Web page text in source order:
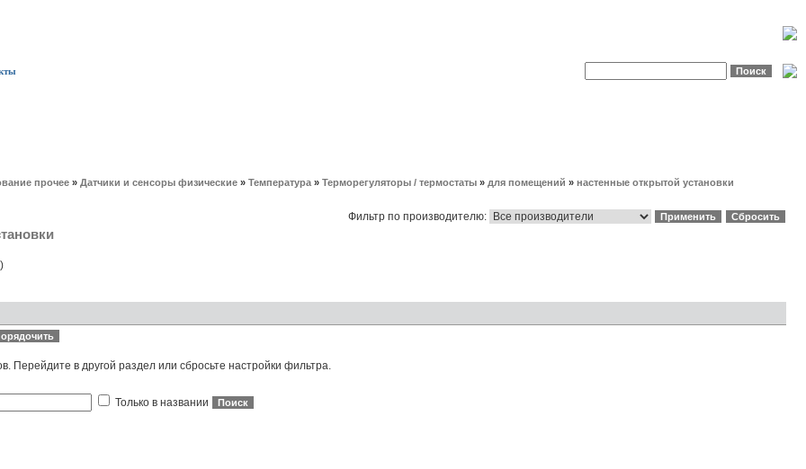
прочее » Датчики и сенсоры физические » Температура » Терморегуляторы / термостаты » для помещений » настенные открытой установки
Фильтр по производителю:
Перейдите в другой раздел или сбросьте настройки фильтра.
Только в названии